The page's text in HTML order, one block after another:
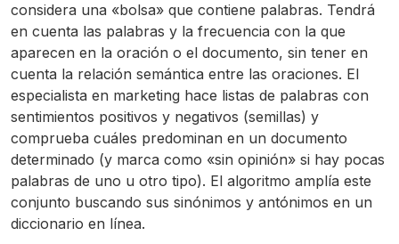
considera una «bolsa» que contiene palabras. Tendrá
en cuenta las palabras y la frecuencia con la que
aparecen en la oración o el documento, sin tener en
cuenta la relación semántica entre las oraciones. El
especialista en marketing hace listas de palabras con
sentimientos positivos y negativos (semillas) y
comprueba cuáles predominan en un documento
determinado (y marca como «sin opinión» si hay pocas
palabras de uno u otro tipo). El algoritmo amplía este
conjunto buscando sus sinónimos y antónimos en un
diccionario en línea.